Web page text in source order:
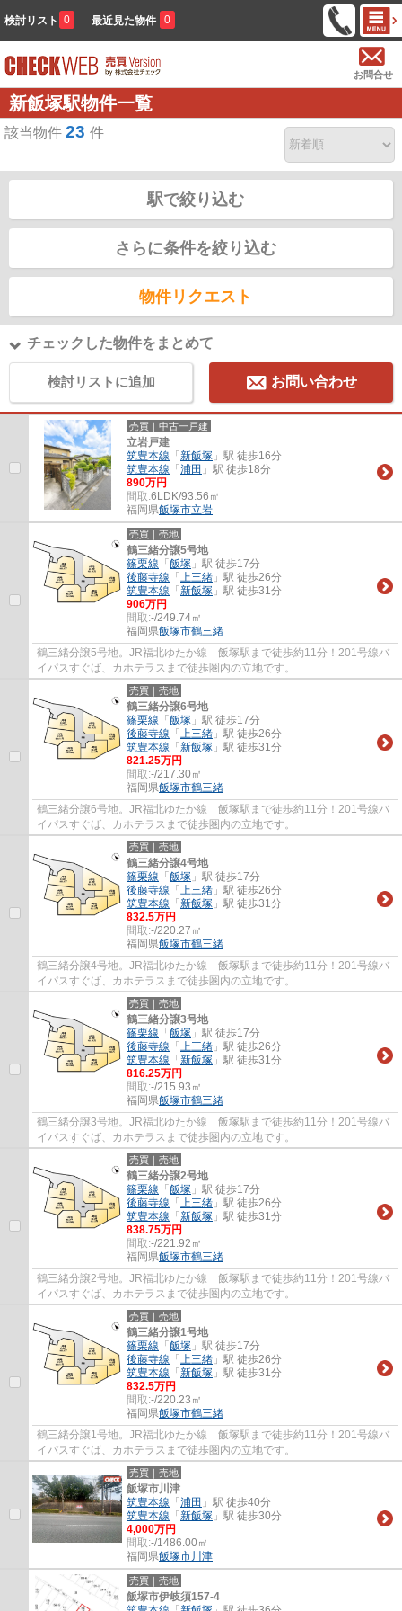
検討リスト 0 最近見た物件 0
お問合せ
新飯塚駅物件一覧
該当物件 23 件
駅で絞り込む
さらに条件を絞り込む
物件リクエスト
チェックした物件をまとめて
検討リストに追加 お問い合わせ
売買｜中古一戸建
立岩戸建
筑豊本線 「 新飯塚 」駅 徒歩16分
筑豊本線 「 浦田 」駅 徒歩18分
890万円
間取:6LDK/93.56㎡
福岡県飯塚市立岩
売買｜売地
鶴三緒分譲5号地
篠栗線 「 飯塚 」駅 徒歩17分
後藤寺線 「 上三緒 」駅 徒歩26分
筑豊本線 「 新飯塚 」駅 徒歩31分
906万円
間取:-/249.74㎡
福岡県飯塚市鶴三緒
鶴三緒分譲5号地。JR福北ゆたか線 飯塚駅まで徒歩約11分！201号線バ
イパスすぐば、カホテラスまで徒歩圏内の立地です。
売買｜売地
鶴三緒分譲6号地
篠栗線 「 飯塚 」駅 徒歩17分
後藤寺線 「 上三緒 」駅 徒歩26分
筑豊本線 「 新飯塚 」駅 徒歩31分
821.25万円
間取:-/217.30㎡
福岡県飯塚市鶴三緒
鶴三緒分譲6号地。JR福北ゆたか線 飯塚駅まで徒歩約11分！201号線バ
イパスすぐば、カホテラスまで徒歩圏内の立地です。
売買｜売地
鶴三緒分譲4号地
篠栗線 「 飯塚 」駅 徒歩17分
後藤寺線 「 上三緒 」駅 徒歩26分
筑豊本線 「 新飯塚 」駅 徒歩31分
832.5万円
間取:-/220.27㎡
福岡県飯塚市鶴三緒
鶴三緒分譲4号地。JR福北ゆたか線 飯塚駅まで徒歩約11分！201号線バ
イパスすぐば、カホテラスまで徒歩圏内の立地です。
売買｜売地
鶴三緒分譲3号地
篠栗線 「 飯塚 」駅 徒歩17分
後藤寺線 「 上三緒 」駅 徒歩26分
筑豊本線 「 新飯塚 」駅 徒歩31分
816.25万円
間取:-/215.93㎡
福岡県飯塚市鶴三緒
鶴三緒分譲3号地。JR福北ゆたか線 飯塚駅まで徒歩約11分！201号線バ
イパスすぐば、カホテラスまで徒歩圏内の立地です。
売買｜売地
鶴三緒分譲2号地
篠栗線 「 飯塚 」駅 徒歩17分
後藤寺線 「 上三緒 」駅 徒歩26分
筑豊本線 「 新飯塚 」駅 徒歩31分
838.75万円
間取:-/221.92㎡
福岡県飯塚市鶴三緒
鶴三緒分譲2号地。JR福北ゆたか線 飯塚駅まで徒歩約11分！201号線バ
イパスすぐば、カホテラスまで徒歩圏内の立地です。
売買｜売地
鶴三緒分譲1号地
篠栗線 「 飯塚 」駅 徒歩17分
後藤寺線 「 上三緒 」駅 徒歩26分
筑豊本線 「 新飯塚 」駅 徒歩31分
832.5万円
間取:-/220.23㎡
福岡県飯塚市鶴三緒
鶴三緒分譲1号地。JR福北ゆたか線 飯塚駅まで徒歩約11分！201号線バ
イパスすぐば、カホテラスまで徒歩圏内の立地です。
売買｜売地
飯塚市川津
筑豊本線 「 浦田 」駅 徒歩40分
筑豊本線 「 新飯塚 」駅 徒歩30分
4,000万円
間取:-/1486.00㎡
福岡県飯塚市川津
売買｜売地
飯塚市伊岐須157-4